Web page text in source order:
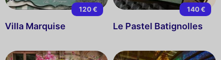
120 €
Villa Marquise
140 €
Le Pastel Batignolles